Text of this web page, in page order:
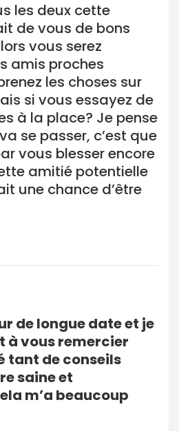
les deux cette
de vous de bons
vous serez
amis proches
les choses sur
si vous essayez de
à la place? Je pense
se passer, c’est que
vous blesser encore
amitié potentielle
une chance d’être
de longue date et je
à vous remercier
tant de conseils
saine et
m’a beaucoup